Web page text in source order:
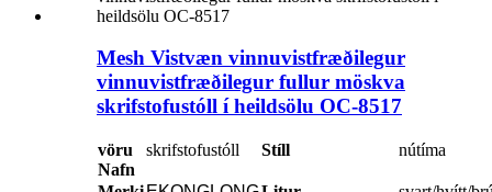
Mesh Vistvæn vinnuvistfræðilegur
vinnuvistfræðilegur fullur möskva
skrifstofustóll í heildsölu OC-8517
vöru
Nafn
skrifstofustóll Stíll nútíma